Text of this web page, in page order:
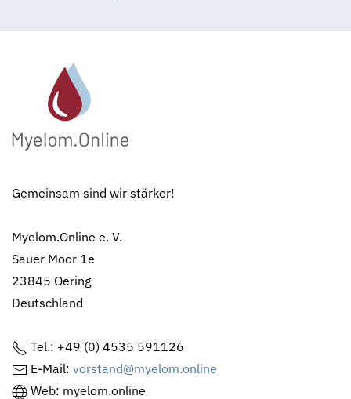
Gemeinsam sind wir stärker!
Myelom.Online e. V.
Sauer Moor 1e
23845 Oering
Deutschland
Tel.: +49 (0) 4535 591126
E-Mail: vorstand@myelom.online
Web: myelom.online